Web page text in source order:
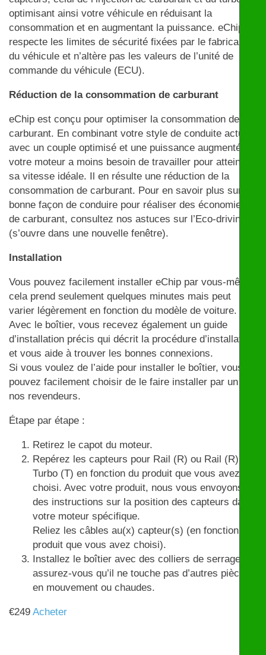
optimisant ainsi votre véhicule en réduisant la
consommation et en augmentant la puissance. eChip
respecte les limites de sécurité fixées par le fabricant
du véhicule et n’altère pas les valeurs de l’unité de
commande du véhicule (ECU).
Réduction de la consommation de carburant
eChip est conçu pour optimiser la consommation de
carburant. En combinant votre style de conduite actuel
avec un couple optimisé et une puissance augmentée,
votre moteur a moins besoin de travailler pour atteindre
sa vitesse idéale. Il en résulte une réduction de la
consommation de carburant. Pour en savoir plus sur la
bonne façon de conduire pour réaliser des économies
de carburant, consultez nos astuces sur l’Eco-driving
(s’ouvre dans une nouvelle fenêtre).
Installation
Vous pouvez facilement installer eChip par vous-même,
cela prend seulement quelques minutes mais peut
varier légèrement en fonction du modèle de voiture.
Avec le boîtier, vous recevez également un guide
d’installation précis qui décrit la procédure d’installation
et vous aide à trouver les bonnes connexions.
Si vous voulez de l’aide pour installer le boîtier, vous
pouvez facilement choisir de le faire installer par un de
nos revendeurs.
Étape par étape :
Retirez le capot du moteur.
Repérez les capteurs pour Rail (R) ou Rail (R) et
Turbo (T) en fonction du produit que vous avez
choisi. Avec votre produit, nous vous envoyons
des instructions sur la position des capteurs dans
votre moteur spécifique.
Reliez les câbles au(x) capteur(s) (en fonction du
produit que vous avez choisi).
Installez le boîtier avec des colliers de serrage et
assurez-vous qu’il ne touche pas d’autres pièces
en mouvement ou chaudes.
€249 Acheter